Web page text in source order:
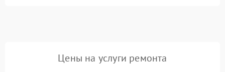
Цены на услуги ремонта